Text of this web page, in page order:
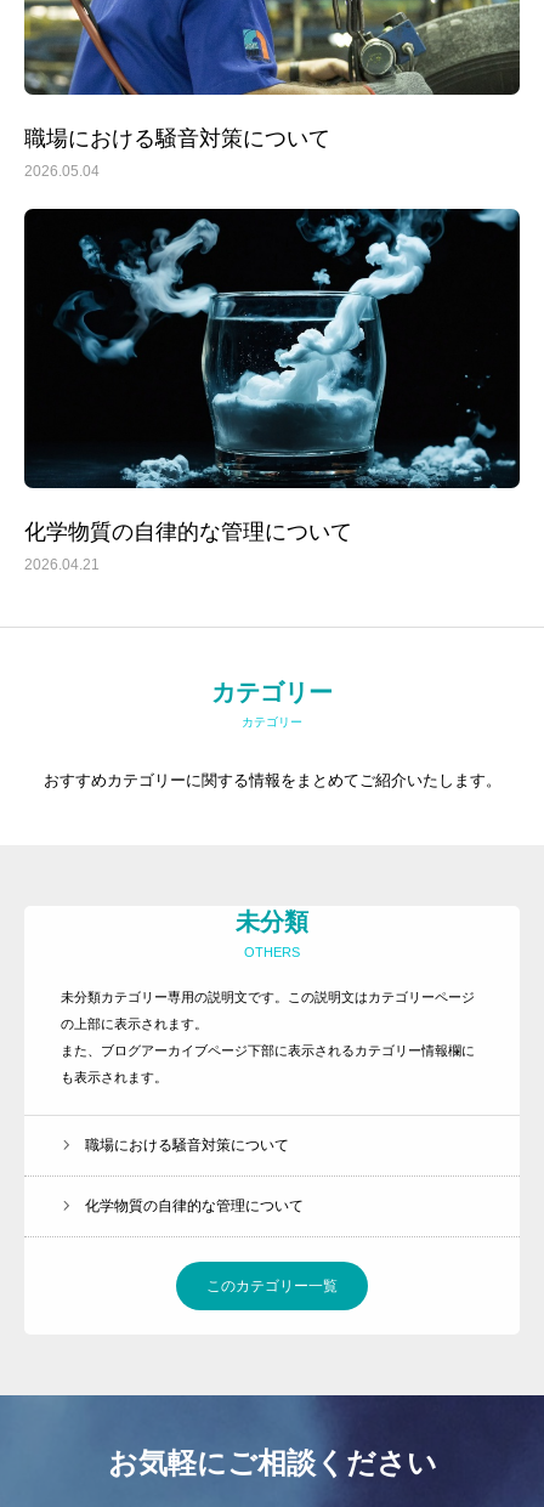
職場における騒音対策について
2026.05.04
化学物質の自律的な管理について
2026.04.21
カテゴリー
カテゴリー
おすすめカテゴリーに関する情報をまとめてご紹介いたします。
未分類
OTHERS
未分類カテゴリー専用の説明文です。この説明文はカテゴリーページ
の上部に表示されます。
また、ブログアーカイブページ下部に表示されるカテゴリー情報欄に
も表示されます。
職場における騒音対策について
化学物質の自律的な管理について
このカテゴリー一覧
お気軽にご相談ください
サービス内容とお申込方法
ライブラリー
よくある質問